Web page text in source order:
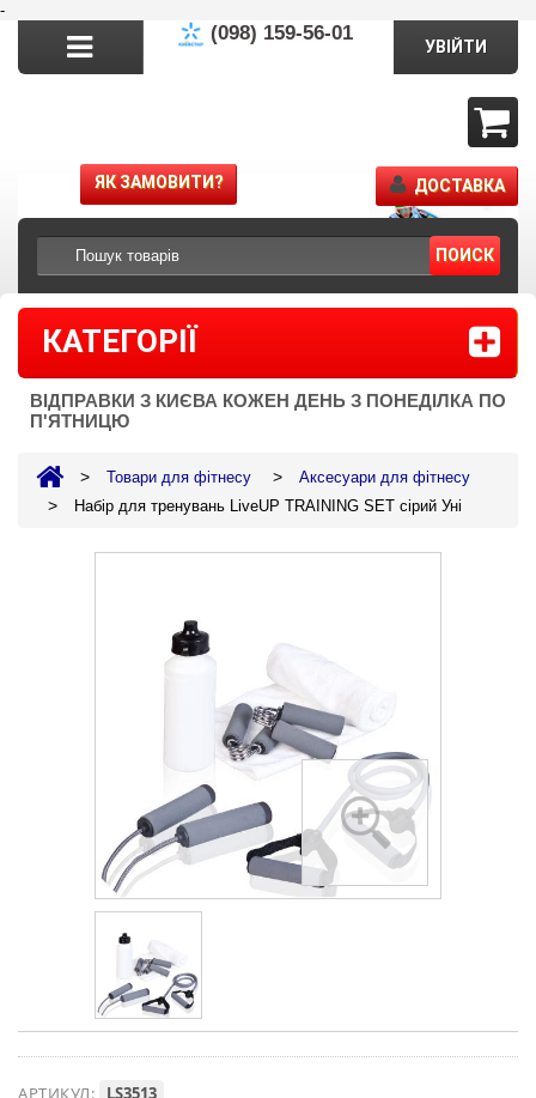
-
(098) 159-56-01
ПОИСК
УВІЙТИ
ЯК ЗАМОВИТИ? ДОСТАВКА
КАТЕГОРІЇ
ВІДПРАВКИ З КИЄВА КОЖЕН ДЕНЬ З ПОНЕДІЛКА ПО
П'ЯТНИЦЮ
> Товари для фітнесу > Аксесуари для фітнесу
> Набір для тренувань LiveUP TRAINING SET сірий Уні
АРТИКУЛ: LS3513